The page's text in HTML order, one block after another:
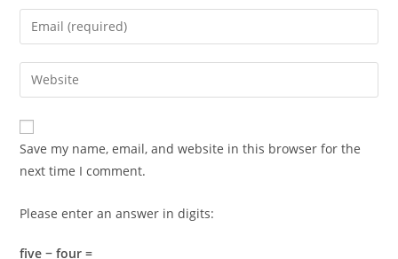
name
comment
Enter
your
email
address
comment
Enter
your
website
URL
(optional)
Save my name, email, and website in this browser for the
next time I comment.
Please enter an answer in digits:
five − four =